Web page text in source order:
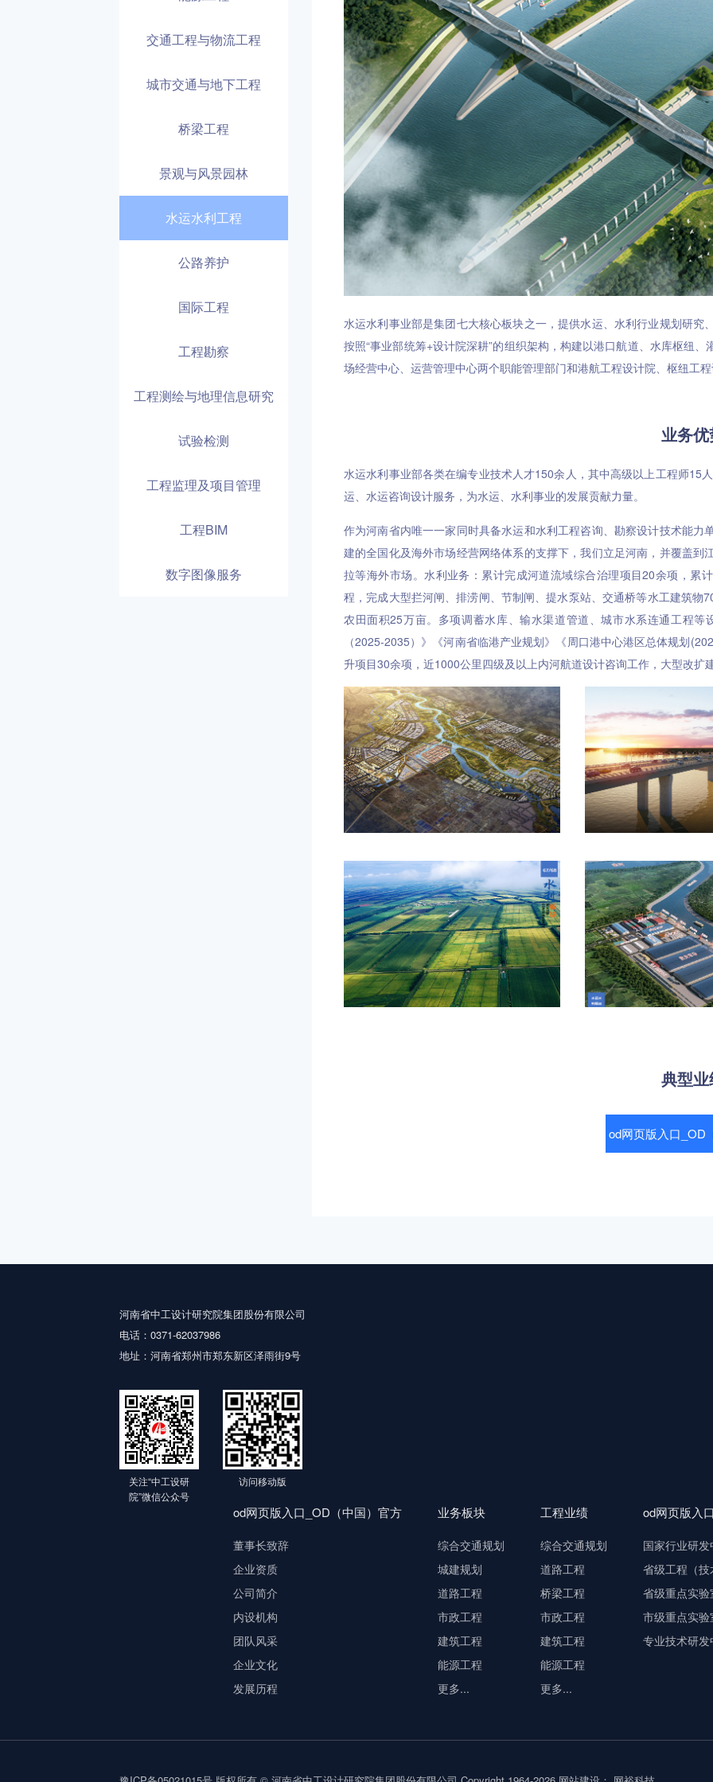
交通工程与物流工程
城市交通与地下工程
桥梁工程
景观与风景园林
水运水利工程
公路养护
国际工程
工程勘察
工程测绘与地理信息研究
试验检测
工程监理及项目管理
工程BIM
数字图像服务
水运水利事业部是集团七大核心板块之一，提供水运、水利行业规划研究
按照“事业部统筹+设计院深耕”的组织架构，构建以港口航道、水库枢纽
场经营中心、运营管理中心两个职能管理部门和港航工程设计院、枢纽工
业务
水运水利事业部各类在编专业技术人才150余人，其中高级以上工程师15
运、水运咨询设计服务，为水运、水利事业的发展贡献力量。
作为河南省内唯一一家同时具备水运和水利工程咨询、勘察设计技术能
建的全国化及海外市场经营网络体系的支撑下，我们立足河南，并覆盖
拉等海外市场。水利业务：累计完成河道流域综合治理项目20余项，累
程，完成大型拦河闸、排涝闸、节制闸、提水泵站、交通桥等水工建筑
农田面积25万亩。多项调蓄水库、输水渠道管道、城市水系连通工程
（2025-2035）》《河南省临港产业规划》《周口港中心港区总体规划
升项目30余项，近1000公里四级及以上内河航道设计咨询工作，大型改扩
典型
od网页版入口_OD
河南省中工设计研究院集团股份有限公司
电话：0371-62037986
地址：河南省郑州市郑东新区泽雨街9号
关注“中工设研
院”微信公众号
访问移动版
od网页版入口_OD（中国）官方
董事长致辞
企业资质
公司简介
内设机构
团队风采
企业文化
发展历程
业务板块
综合交通规划
城建规划
道路工程
市政工程
建筑工程
能源工程
更多...
工程业绩
综合交通规划
道路工程
桥梁工程
市政工程
建筑工程
能源工程
更多...
od网页版入
国家行业研发
省级工程（
省级重点实验
市级重点实验
专业技术研发